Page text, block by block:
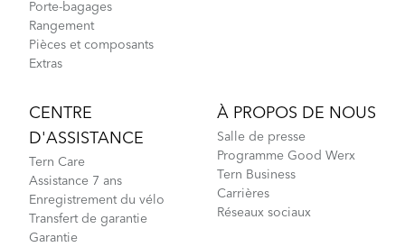
Porte-bagages
Rangement
Pièces et composants
Extras
CENTRE
D'ASSISTANCE
Tern Care
Assistance 7 ans
Enregistrement du vélo
Transfert de garantie
Garantie
À PROPOS DE NOUS
Salle de presse
Programme Good Werx
Tern Business
Carrières
Réseaux sociaux